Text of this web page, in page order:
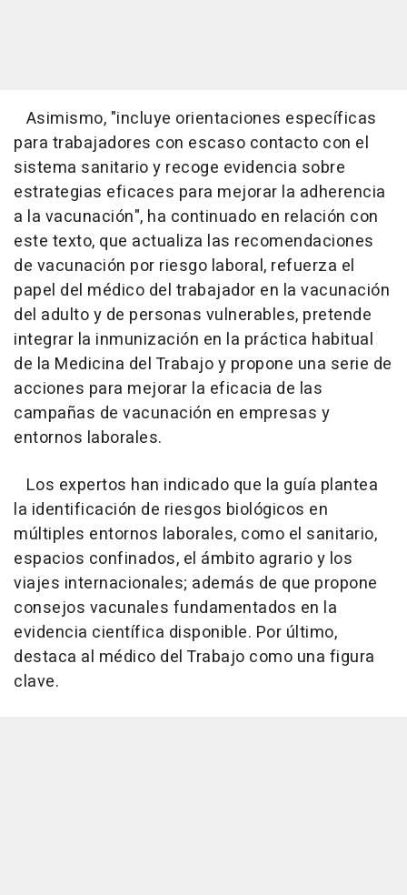
Asimismo, "incluye orientaciones específicas
para trabajadores con escaso contacto con el
sistema sanitario y recoge evidencia sobre
estrategias eficaces para mejorar la adherencia
a la vacunación", ha continuado en relación con
este texto, que actualiza las recomendaciones
de vacunación por riesgo laboral, refuerza el
papel del médico del trabajador en la vacunación
del adulto y de personas vulnerables, pretende
integrar la inmunización en la práctica habitual
de la Medicina del Trabajo y propone una serie de
acciones para mejorar la eficacia de las
campañas de vacunación en empresas y
entornos laborales.
Los expertos han indicado que la guía plantea
la identificación de riesgos biológicos en
múltiples entornos laborales, como el sanitario,
espacios confinados, el ámbito agrario y los
viajes internacionales; además de que propone
consejos vacunales fundamentados en la
evidencia científica disponible. Por último,
destaca al médico del Trabajo como una figura
clave.